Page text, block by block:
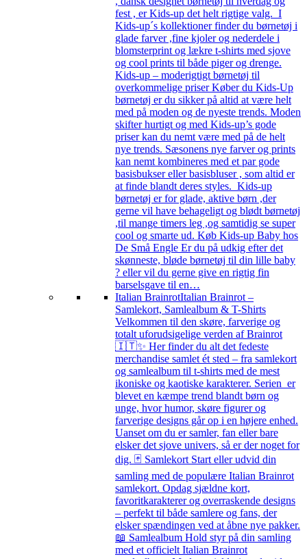
fest , er Kids-up det helt rigtige valg. I
Kids-up´s kollektioner finder du børnetøj i
glade farver ,fine kjoler og nederdele i
blomsterprint og lækre t-shirts med sjove
og cool prints til både piger og drenge.
Kids-up – moderigtigt børnetøj til
overkommelige priser Køber du Kids-Up
børnetøj er du sikker på altid at være helt
med på moden og de nyeste trends. Moden
skifter hurtigt og med Kids-up’s gode
priser kan du nemt være med på de helt
nye trends. Sæsonens nye farver og prints
kan nemt kombineres med et par gode
basisbukser eller basisbluser , som altid er
at finde blandt deres styles. Kids-up
børnetøj er for glade, aktive børn ,der
gerne vil have behageligt og blødt børnetøj
,til mange timers leg ,og samtidig se super
cool og smarte ud. Køb Kids-up Baby hos
De Små Engle Er du på udkig efter det
skønneste, bløde børnetøj til din lille baby
? eller vil du gerne give en rigtig fin
barselsgave til en…
Italian BrainrotItalian Brainrot –
Samlekort, Samlealbum & T-Shirts
Velkommen til den skøre, farverige og
totalt uforudsigelige verden af Brainrot
🇮🇹✨ Her finder du alt det fedeste
merchandise samlet ét sted – fra samlekort
og samlealbum til t-shirts med de mest
ikoniske og kaotiske karakterer. Serien er
blevet en kæmpe trend blandt børn og
unge, hvor humor, skøre figurer og
farverige designs går op i en højere enhed.
Uanset om du er samler, fan eller bare
elsker det sjove univers, så er der noget for
dig. 🃏 Samlekort Start eller udvid din
samling med de populære Italian Brainrot
samlekort. Opdag sjældne kort,
favoritkarakterer og overraskende designs
– perfekt til både samlere og fans, der
elsker spændingen ved at åbne nye pakker.
📖 Samlealbum Hold styr på din samling
med et officielt Italian Brainrot